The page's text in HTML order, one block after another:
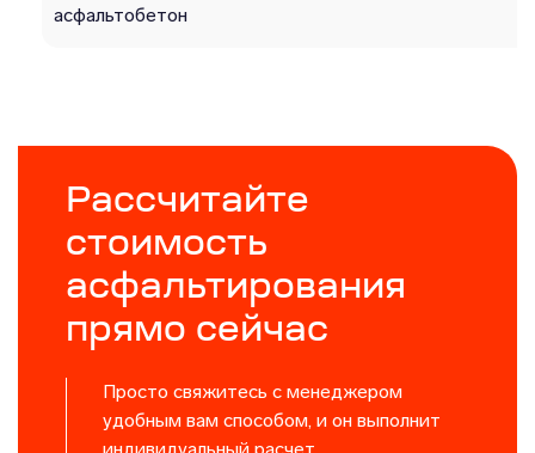
асфальтобетон
Рассчитайте
стоимость
асфальтирования
прямо сейчас
Просто свяжитесь с менеджером
удобным вам способом, и он выполнит